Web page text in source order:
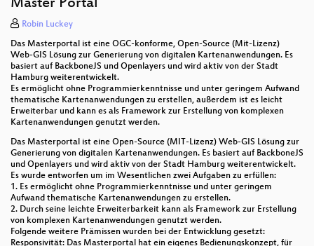
WebMapping, aber mit Style!
Why is spatial not mime?
Energieeffizientes PKW Routing mit OpenStreetMap
OpenDroneMap - Lessons Learnt
Pipelinebasierte Erzeugung von Karten
Kompakte Datenbankschemata für dynamisch
erweiterbare GML Application Schemas
Adult.js - JavaScript ist erwachsen geworden!
Darstellungsorientierte Generalisierung von offenen
Geodaten
Master Portal
Robin Luckey
Das Masterportal ist eine OGC-konforme, Open-Source (Mit-Lizenz)
Web-GIS Lösung zur Generierung von digitalen Kartenanwendungen. Es
basiert auf BackboneJS und Openlayers und wird aktiv von der Stadt
Hamburg weiterentwickelt.
Es ermöglicht ohne Programmierkenntnisse und unter geringem Aufwand
thematische Kartenanwendungen zu erstellen, außerdem ist es leicht
Erweiterbar und kann es als Framework zur Erstellung von komplexen
Kartenanwendungen genutzt werden.
Das Masterportal ist eine Open-Source (MIT-Lizenz) Web-GIS Lösung zur
Generierung von digitalen Kartenanwendungen. Es basiert auf BackboneJS
und Openlayers und wird aktiv von der Stadt Hamburg weiterentwickelt.
Es wurde entworfen um im Wesentlichen zwei Aufgaben zu erfüllen:
1. Es ermöglicht ohne Programmierkenntnisse und unter geringem
Aufwand thematische Kartenanwendungen zu erstellen.
2. Durch seine leichte Erweiterbarkeit kann als Framework zur Erstellung
von komplexen Kartenanwendungen genutzt werden.
Folgende weitere Prämissen wurden bei der Entwicklung gesetzt:
Responsivität: Das Masterportal hat ein eigenes Bedienungskonzept, für